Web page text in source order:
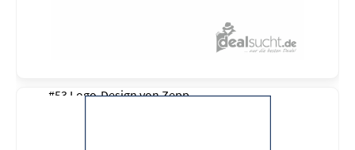
#53 Logo-Design vonZepp